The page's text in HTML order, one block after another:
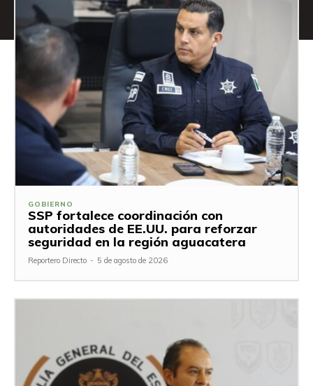
GOBIERNO
SSP fortalece coordinación con
autoridades de EE.UU. para reforzar
seguridad en la región aguacatera
Reportero Directo - 5 de agosto de 2026